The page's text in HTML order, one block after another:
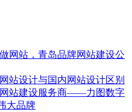
网站，青岛品牌网站建设公
站设计与国内网站设计区别
站建设服务商——力图数字
大品牌